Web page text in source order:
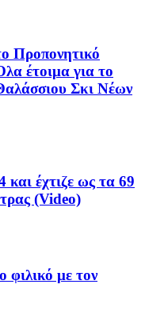
Προπονητικό
έτοιμα για το
Σκι Νέων
έχτιζε ως τα 69
(Video)
φιλικό με τον